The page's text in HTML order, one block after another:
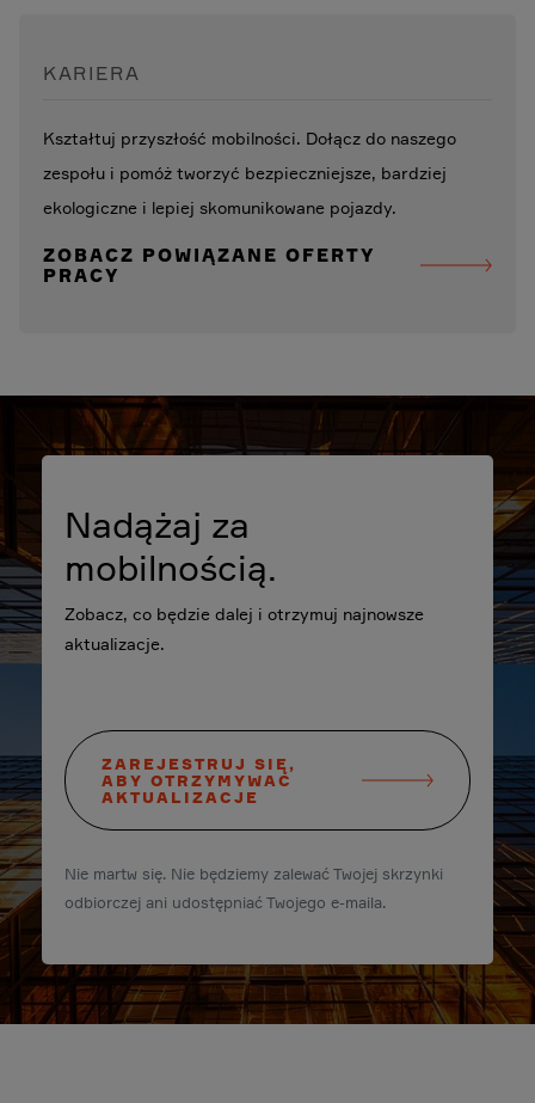
KARIERA
Kształtuj przyszłość mobilności. Dołącz do naszego
zespołu i pomóż tworzyć bezpieczniejsze, bardziej
ekologiczne i lepiej skomunikowane pojazdy.
ZOBACZ POWIĄZANE OFERTY
PRACY
Nadążaj za
mobilnością.
Zobacz, co będzie dalej i otrzymuj najnowsze
aktualizacje.
ZAREJESTRUJ SIĘ,
ABY OTRZYMYWAĆ
AKTUALIZACJE
Nie martw się. Nie będziemy zalewać Twojej skrzynki
odbiorczej ani udostępniać Twojego e-maila.